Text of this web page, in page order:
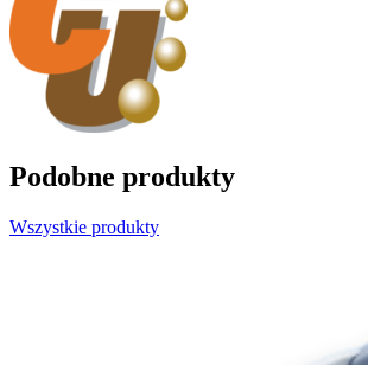
Podobne produkty
Wszystkie produkty